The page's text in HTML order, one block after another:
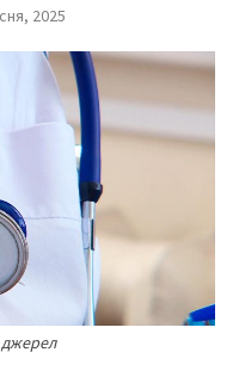
2025
джерел